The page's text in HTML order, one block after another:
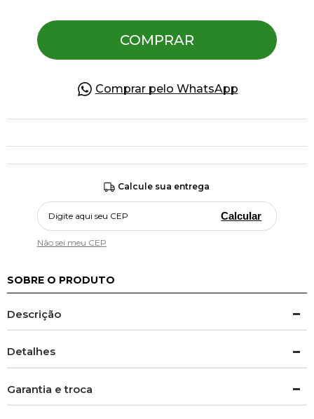
COMPRAR
Comprar pelo WhatsApp
Calcule sua entrega
Calcular
Não sei meu CEP
SOBRE O PRODUTO
Descrição
Detalhes
Garantia e troca